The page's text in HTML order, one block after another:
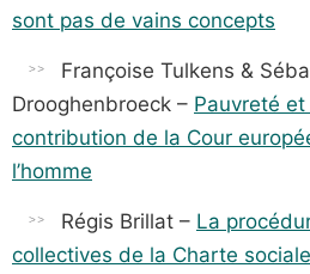
sont pas de vains concepts
Françoise Tulkens &
Drooghenbroeck – Pauvreté et
contribution de la Cour
l’homme
Régis Brillat – La
collectives de la Charte